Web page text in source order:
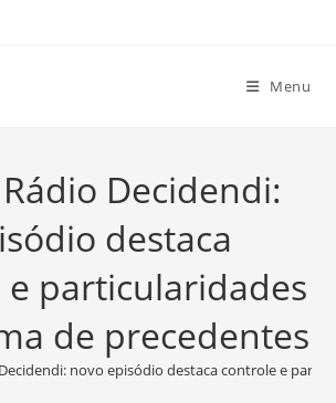
Menu
Decidendi:
destaca
particularidades
de precedentes
novo episódio destaca controle e